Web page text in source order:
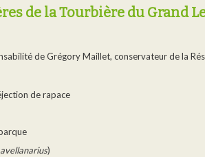
de la Tourbière du Grand
de Grégory Maillet, conservateur de la
de rapace
)